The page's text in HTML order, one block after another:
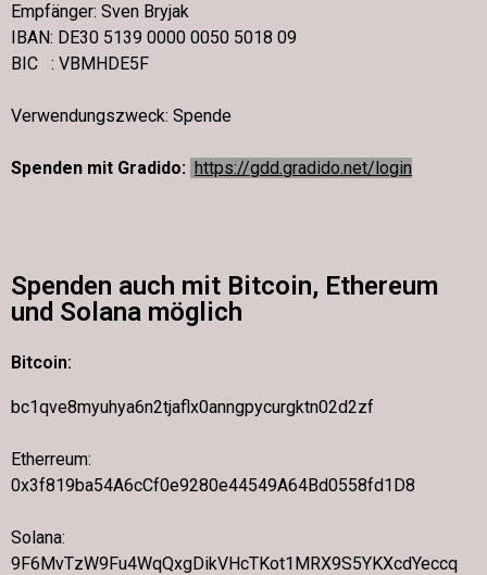
Empfänger: Sven Bryjak
IBAN: DE30 5139 0000 0050 5018 09
BIC : VBMHDE5F
Verwendungszweck: Spende
Spenden mit Gradido: https://gdd.gradido.net/login
Spenden auch mit Bitcoin, Ethereum
und Solana möglich
Bitcoin:
bc1qve8myuhya6n2tjaflx0anngpycurgktn02d2zf
Etherreum:
0x3f819ba54A6cCf0e9280e44549A64Bd0558fd1D8
Solana:
9F6MvTzW9Fu4WqQxgDikVHcTKot1MRX9S5YKXcdYeccq